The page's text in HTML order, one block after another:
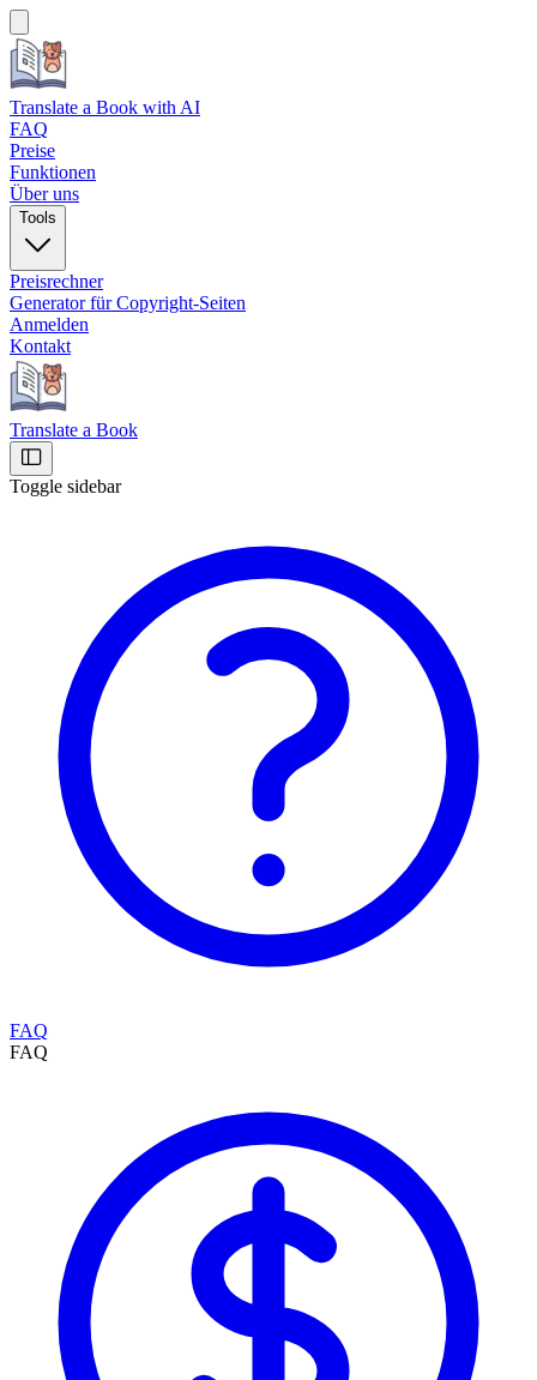
Translate a Book with AI
FAQ
Preise
Funktionen
Über uns
Tools
Preisrechner
Generator für Copyright-Seiten
Anmelden
Kontakt
Translate a Book
Toggle sidebar
FAQ
FAQ